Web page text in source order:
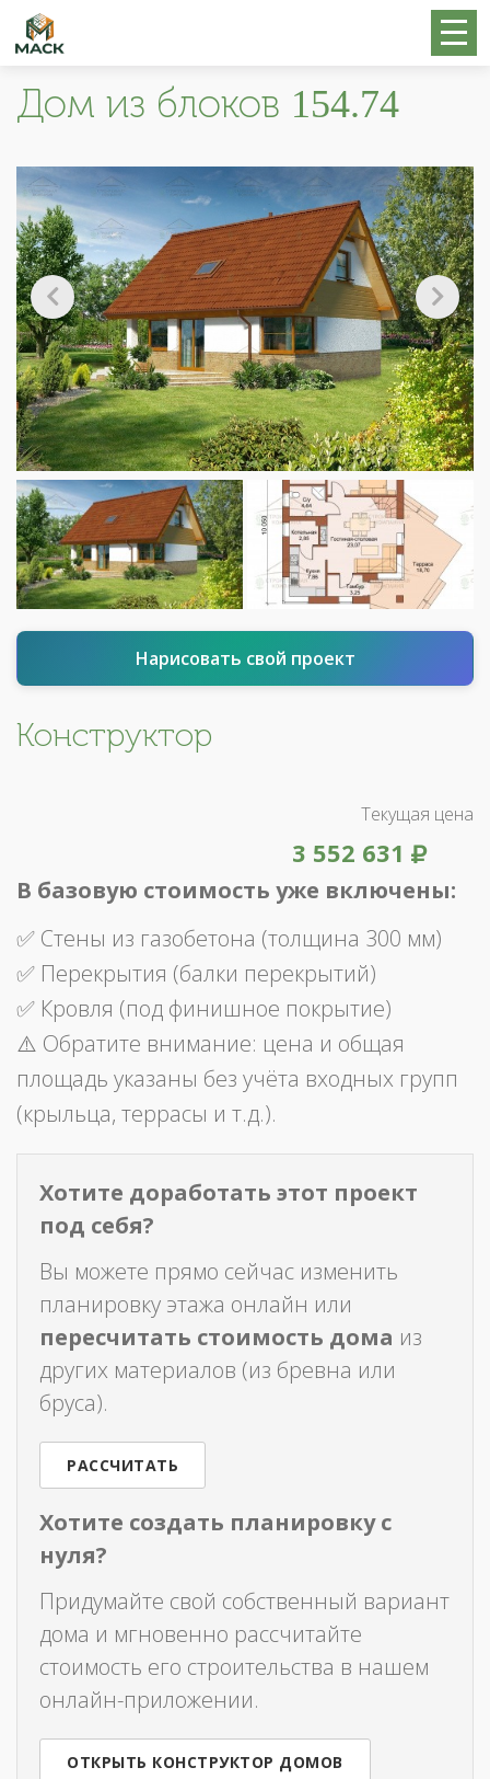
Дом из блоков 154.74
Нарисовать свой проект
Конструктор
Текущая цена
3 552 631
В базовую стоимость уже включены:
✅ Стены из газобетона (толщина 300 мм)
✅ Перекрытия (балки перекрытий)
✅ Кровля (под финишное покрытие)
⚠️ Обратите внимание: цена и общая
площадь указаны без учёта входных групп
(крыльца, террасы и т.д.).
Хотите доработать этот проект
под себя?
Вы можете прямо сейчас изменить
планировку этажа онлайн или
пересчитать стоимость дома из
других материалов (из бревна или
бруса).
РАССЧИТАТЬ
Хотите создать планировку с
нуля?
Придумайте свой собственный вариант
дома и мгновенно рассчитайте
стоимость его строительства в нашем
онлайн-приложении.
ОТКРЫТЬ КОНСТРУКТОР ДОМОВ